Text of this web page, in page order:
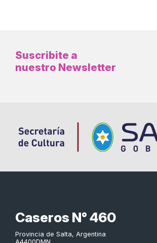
Suscribite a
nuestro Newsletter
Caseros N° 460
Provincia de Salta, Argentina